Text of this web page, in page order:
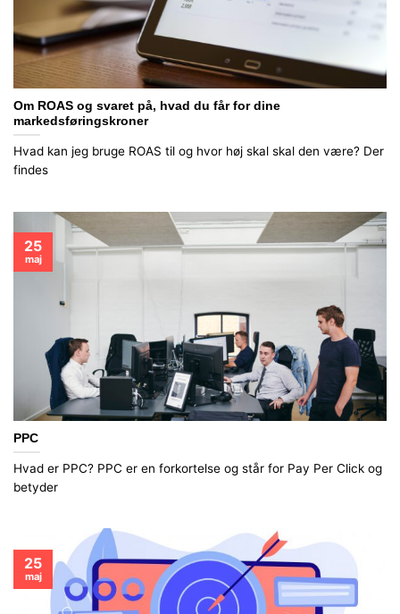
Om ROAS og svaret på, hvad du får for dine
markedsføringskroner
Hvad kan jeg bruge ROAS til og hvor høj skal skal den være? Der
findes
PPC
Hvad er PPC? PPC er en forkortelse og står for Pay Per Click og
betyder
25
maj
25
maj